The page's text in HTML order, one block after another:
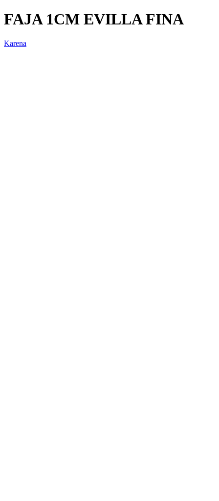
FAJA 1CM EVILLA FINA
Karena